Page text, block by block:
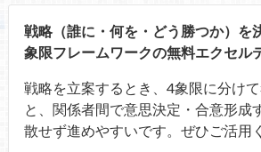
戦略（誰に・何を・どう勝つか）を
象限フレームワークの無料エクセル
戦略を立案するとき、4象限に分け
と、関係者間で意思決定・合意形成
散せず進めやすいです。ぜひご活用